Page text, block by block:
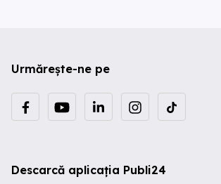
Urmărește-ne pe
Descarcă aplicația Publi24